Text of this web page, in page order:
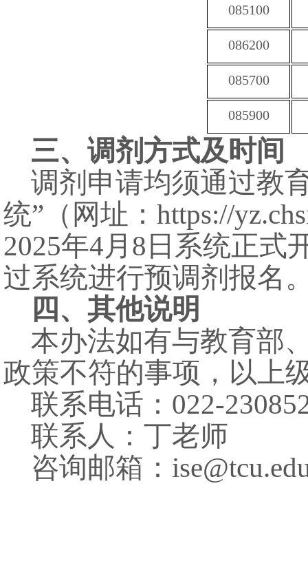
085100
086200
085700
085900
三、调剂方式及时间
调剂申请均须通过教
统”（网址： https://
2025年4月8日系统正式
过系统进行预调剂报名
四、其他说明
本办法如有与教育部
政策不符的事项，以上
联系电话： 022-
联系人：丁老师
咨询邮箱：